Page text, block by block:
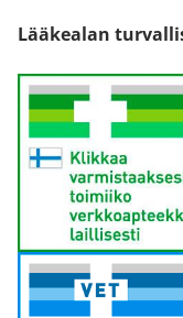
Lääkealan